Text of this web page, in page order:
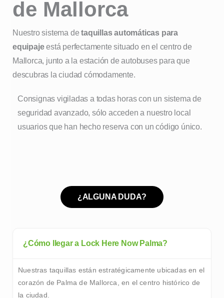
de Mallorca
Nuestro sistema detaquillas automáticas para
equipajeestá perfectamente situado en el centro de
Mallorca, junto a la estación de autobuses para que
descubras la ciudad cómodamente.
Consignas vigiladas a todas horas con un sistema de
seguridad avanzado, sólo acceden a nuestro local
usuarios que han hecho reserva con un código único.
¿ALGUNA DUDA?
¿Cómo llegar a Lock Here Now Palma?
Nuestras taquillas están estratégicamente ubicadas en el
corazón de Palma de Mallorca, en el centro histórico de
la ciudad.